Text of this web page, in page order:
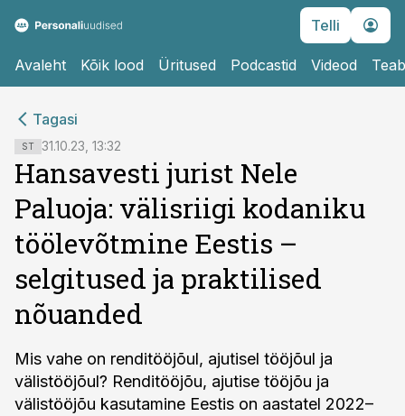
Telli
Avaleht Kõik lood Üritused Podcastid Videod
Tagasi
ST 31.10.23, 13:32
Hansavesti jurist Nele
Paluoja: välisriigi kodaniku
töölevõtmine Eestis –
selgitused ja praktilised
nõuanded
Mis vahe on renditööjõul, ajutisel tööjõul ja
välistööjõul? Renditööjõu, ajutise tööjõu ja
välistööjõu kasutamine Eestis on aastatel 2022–